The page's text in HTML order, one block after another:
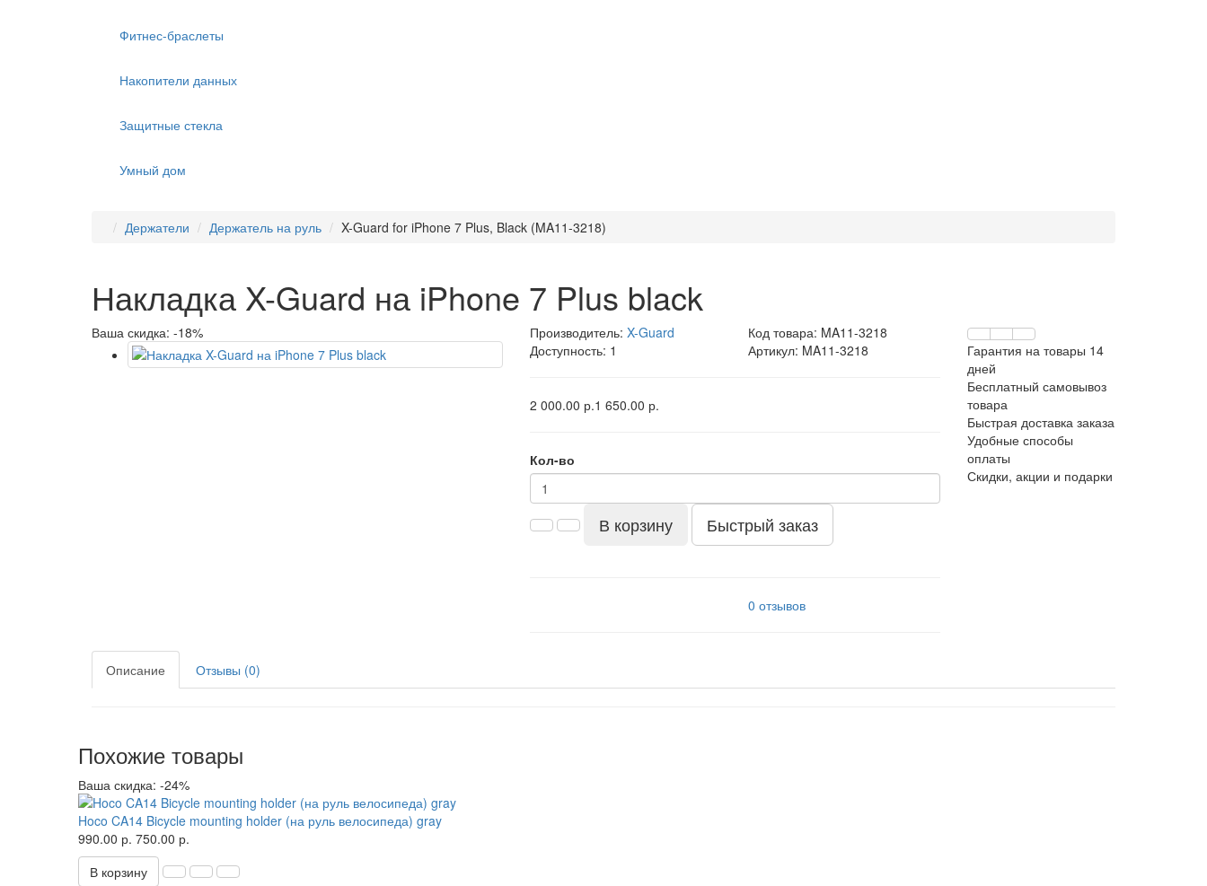
Фитнес-браслеты
Накопители данных
Защитные стекла
Умный дом
Держатели Держатель на руль X-Guard for iPhone 7 Plus, Black (MA11-3218)
Накладка X-Guard на iPhone 7 Plus black
Ваша скидка: -18% Производитель: X-Guard Код товара: MA11-3218
Доступность: 1
Артикул: MA11-3218
2 000.00 р.1 650.00 р.
Кол-во
В корзину Быстрый заказ
0 отзывов
Гарантия на товары 14
дней
Бесплатный самовывоз
товара
Быстрая доставка заказа
Удобные способы
оплаты
Скидки, акции и подарки
Описание Отзывы (0)
Похожие товары
Ваша скидка: -24%
Hoco CA14 Bicycle mounting holder (на руль велосипеда) gray
990.00 р. 750.00 р.
В корзину